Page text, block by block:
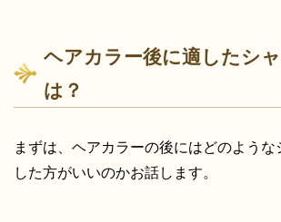
ヘアカラー後に適したシ
は？
まずは、ヘアカラーの後にはどのような
した方がいいのかお話します。